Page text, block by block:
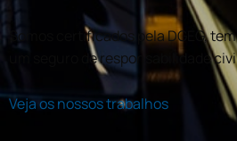
Somos certificados pela DGEG,
um seguro de responsabilidade
Veja os nossos trabalhos